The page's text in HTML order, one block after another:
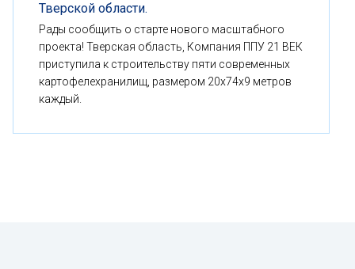
Тверской области.
Рады сообщить о старте нового масштабного
проекта! Тверская область, Компания ППУ 21 ВЕК
приступила к строительству пяти современных
картофелехранилищ, размером 20x74x9 метров
каждый.